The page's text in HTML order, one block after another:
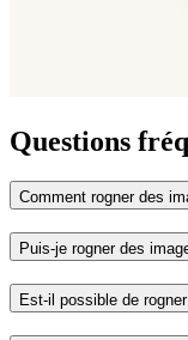
Questions
Comment rogner des
Puis-je rogner des
Est-il possible de